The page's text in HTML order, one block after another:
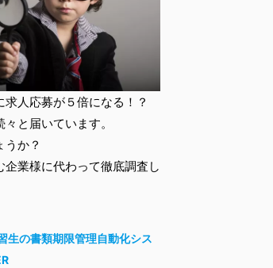
求人応募が５倍になる！？
と届いています。
うか？
企業様に代わって徹底調査し
生の書類期限管理自動化シス